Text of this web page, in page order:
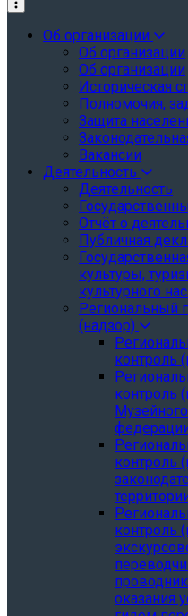
Об организации
Об организации
Об организации
Историческая
Полномочия,
Защита
Вакансии
Деятельность
Деятельность
Отчёт о
Публичная
культуры,
культурного
Региональный
(надзор)
контроль
контроль
контроль
контроль
оказания